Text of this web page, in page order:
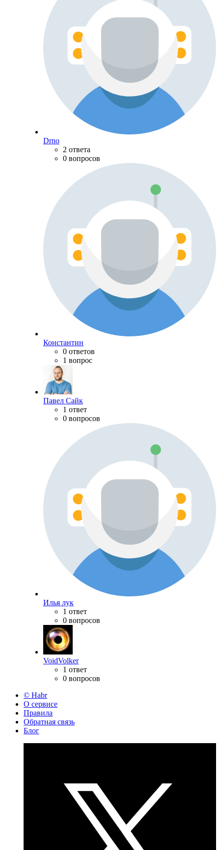
Drno
2 ответа
0 вопросов
Константин
0 ответов
1 вопрос
Павел Сайк
1 ответ
0 вопросов
Илья лук
1 ответ
0 вопросов
VoidVolker
1 ответ
0 вопросов
© Habr
О сервисе
Правила
Обратная связь
Блог